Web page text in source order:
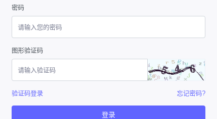
密码
图形验证码
验证码登录 忘记密码?
登录